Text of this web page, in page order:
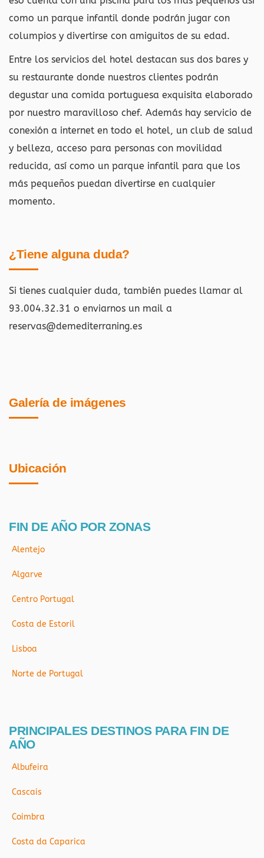
como un parque infantil donde podrán jugar con
columpios y divertirse con amiguitos de su edad.
Entre los servicios del hotel destacan sus dos bares y
su restaurante donde nuestros clientes podrán
degustar una comida portuguesa exquisita elaborado
por nuestro maravilloso chef. Además hay servicio de
conexión a internet en todo el hotel, un club de salud
y belleza, acceso para personas con movilidad
reducida, así como un parque infantil para que los
más pequeños puedan divertirse en cualquier
momento.
¿Tiene alguna duda?
Si tienes cualquier duda, también puedes llamar al
93.004.32.31 o enviarnos un mail a
reservas@demediterraning.es
Galería de imágenes
Ubicación
FIN DE AÑO POR ZONAS
Alentejo
Algarve
Centro Portugal
Costa de Estoril
Lisboa
Norte de Portugal
PRINCIPALES DESTINOS PARA FIN DE
AÑO
Albufeira
Cascais
Coimbra
Costa da Caparica